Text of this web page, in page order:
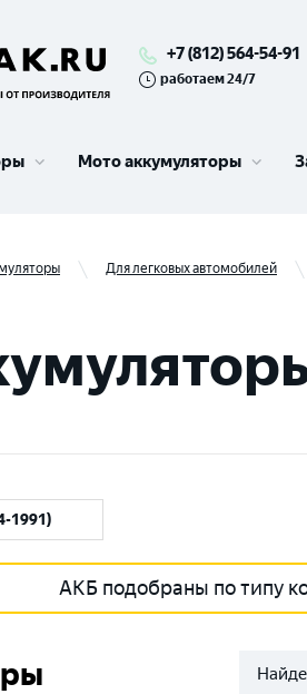
+7 (812) 564-54-91
работаем 24/7
Мото аккумуляторы
Для легковых автомобилей
1991)
АКБ подобраны по типу